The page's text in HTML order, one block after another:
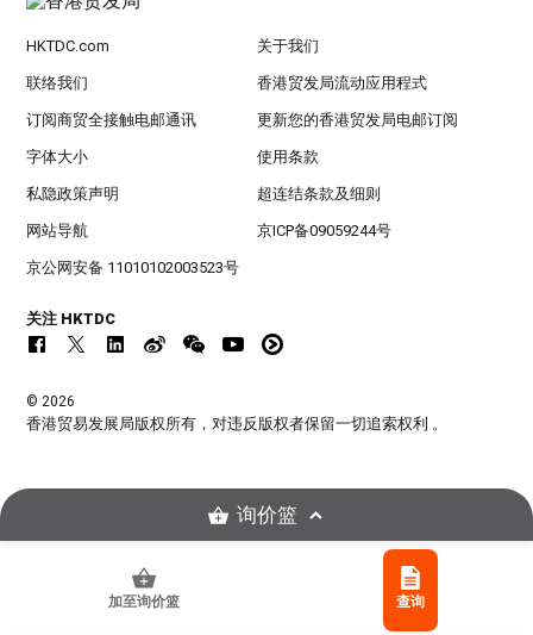
加至询价篮 查询
HKTDC.com 关于我们
联络我们 香港贸发局流动应用程式
订阅商贸全接触电邮通讯 更新您的香港贸发局电邮订阅
字体大小 使用条款
私隐政策声明 超连结条款及细则
网站导航 京ICP备09059244号
京公网安备 11010102003523号
关注 HKTDC
© 2026
香港贸易发展局版权所有，对违反版权者保留一切追索权利 。
询价篮